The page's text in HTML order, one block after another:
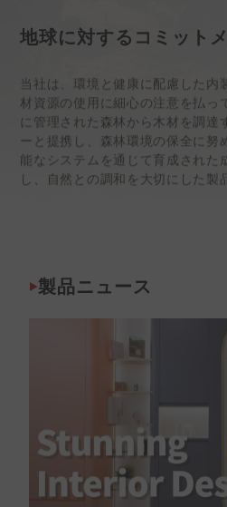
地球に対するコミット
当社は、環境と健康に配慮した内
材資源の使用に細心の注意を払
に管理された森林から木材を調達
ーと提携し、森林環境の保全に
能なシステムを通じて育成された
し、自然との調和を大切にした製
製品ニュース